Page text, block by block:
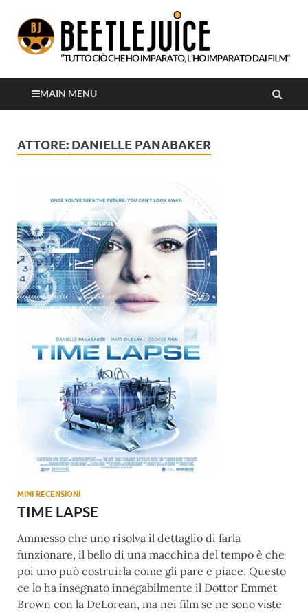
Beetlejuice
MAIN MENU
ATTORE: DANIELLE PANABAKER
MINI RECENSIONI
TIME LAPSE
Ammesso che uno risolva il dettaglio di farla
funzionare, il bello di una macchina del tempo è che
poi uno può costruirla come gli pare e piace. Questo
ce lo ha insegnato innegabilmente il Dottor Emmet
Brown con la DeLorean, ma nei film se ne sono viste